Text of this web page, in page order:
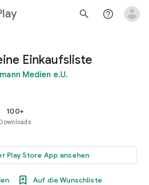
search help_outline
Einkaufsliste
Medien e.U.
100+
Downloads
Play Store App ansehen
Auf die Wunschliste